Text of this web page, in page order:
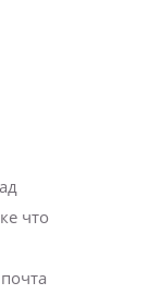
что